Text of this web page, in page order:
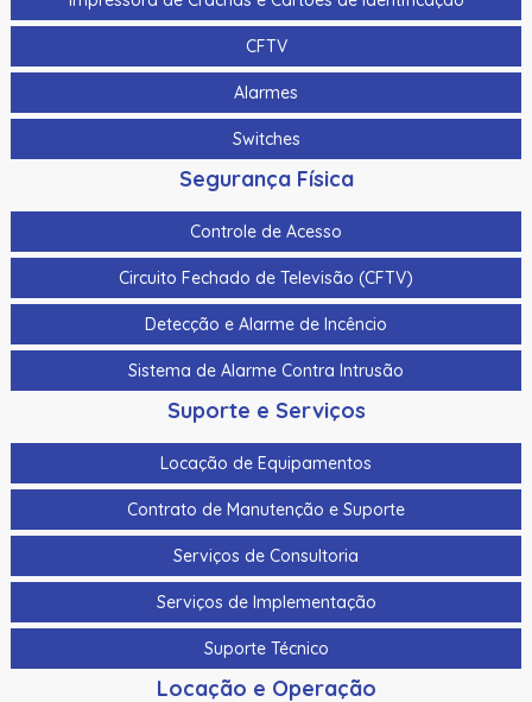
CFTV
Alarmes
Switches
Segurança Física
Controle de Acesso
Circuito Fechado de Televisão (CFTV)
Detecção e Alarme de Incêncio
Sistema de Alarme Contra Intrusão
Suporte e Serviços
Locação de Equipamentos
Contrato de Manutenção e Suporte
Serviços de Consultoria
Serviços de Implementação
Suporte Técnico
Locação e Operação